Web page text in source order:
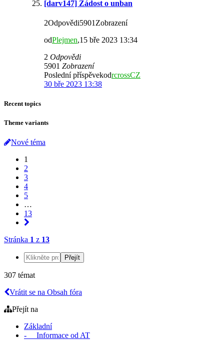
[darv147] Žádost o unban
2Odpovědi5901Zobrazení
odPlejmen,15 bře 2023 13:34
2 Odpovědi
5901 Zobrazení
Poslední příspěvekodrcrossCZ
30 bře 2023 13:38
Recent topics
Theme variants
Nové téma
1
2
3
4
5
…
13
Stránka 1 z 13
307 témat
Vrátit se na Obsah fóra
Přejít na
Základní
- Informace od AT